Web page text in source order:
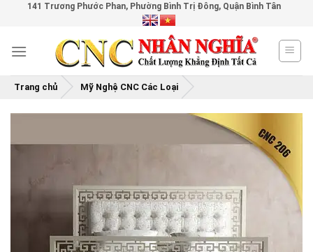
content
141 Trương Phước Phan, Phường Bình Trị Đông, Quận Bình Tân
Trang chủ Mỹ Nghệ CNC Các Loại